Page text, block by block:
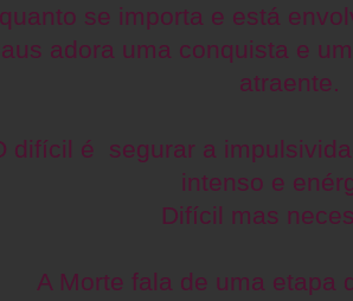
se importa e está
adora uma conquista e
atraente.
difícil é segurar a
intenso e
Difícil mas
A Morte fala de uma etapa